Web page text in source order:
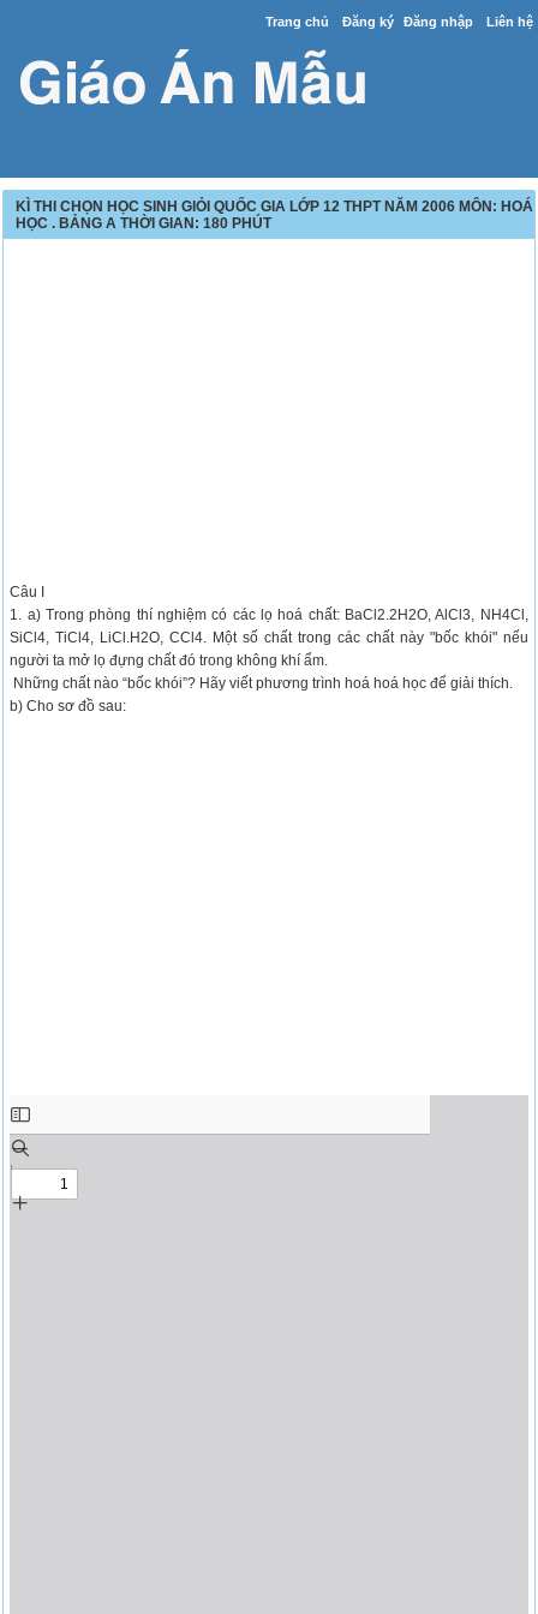
Trang chủ Đăng ký Đăng nhập Liên hệ
KÌ THI CHỌN HỌC SINH GIỎI QUỐC GIA LỚP 12 THPT NĂM 2006 MÔN: HOÁ
HỌC . BẢNG A THỜI GIAN: 180 PHÚT
Câu I
1. a) Trong phòng thí nghiệm có các lọ hoá chất: BaCl2.2H2O, AlCl3, NH4Cl,
SiCl4, TiCl4, LiCl.H2O, CCl4. Một số chất trong các chất này "bốc khói" nếu
người ta mở lọ đựng chất đó trong không khí ẩm.
Những chất nào “bốc khói”? Hãy viết phương trình hoá hoá học để giải thích.
b) Cho sơ đồ sau: